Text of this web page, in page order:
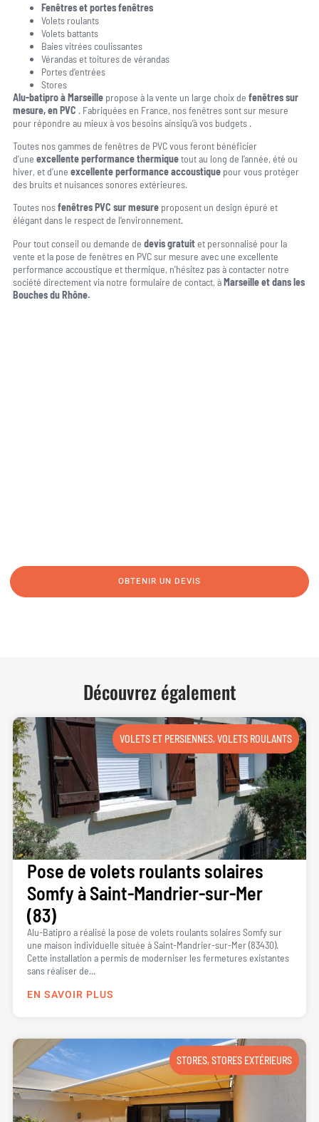
Fenêtres et portes fenêtres
Volets roulants
Volets battants
Baies vitrées coulissantes
Vérandas et toitures de vérandas
Portes d’entrées
Stores
Alu-batipro à Marseille propose à la vente un large choix de fenêtres sur
mesure, en PVC . Fabriquées en France, nos fenêtres sont sur mesure
pour répondre au mieux à vos besoins ainsiqu’à vos budgets .
Toutes nos gammes de fenêtres de PVC vous feront bénéficier
d’une excellente performance thermiquetout au long de l’année, été ou
hiver, et d’une excellente performance accoustiquepour vous protéger
des bruits et nuisances sonores extérieures.
Toutes nosfenêtres PVC sur mesureproposent un design épuré et
élégant dans le respect de l’environnement.
Pour tout conseil ou demande de devis gratuitet personnalisé pour la
vente et la pose de fenêtres en PVC sur mesure avec une excellente
performance accoustique et thermique, n’hésitez pas à contacter notre
société directement via notre formulaire de contact, àMarseille et dans les
Bouches du Rhône.
OBTENIR UN DEVIS
Découvrez également
VOLETS ET PERSIENNES,VOLETS ROULANTS
Pose de volets roulants solaires
Somfy à Saint-Mandrier-sur-Mer
(83)
Alu-Batipro a réalisé la pose de volets roulants solaires Somfy sur
une maison individuelle située à Saint-Mandrier-sur-Mer (83430).
Cette installation a permis de moderniser les fermetures existantes
sans réaliser de...
EN SAVOIR PLUS
STORES,STORES EXTÉRIEURS